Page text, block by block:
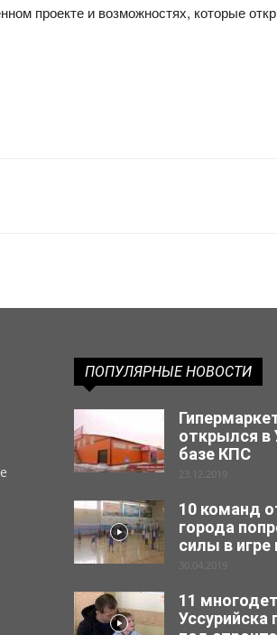
проекте и возможностях, которые
ПОПУЛЯРНЫЕ НОВОСТИ
открылся в
базе КПС
23.12.2019
10 команд
города
силы в игре
30.04.2019
11
Уссурийска